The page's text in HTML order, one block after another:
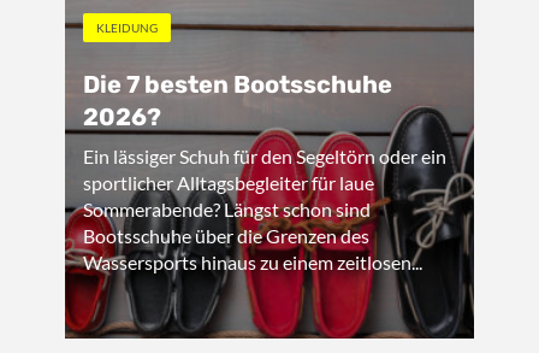
KLEIDUNG
Die 7 besten Bootsschuhe
2026?
Ein lässiger Schuh für den Segeltörn oder ein
sportlicher Alltagsbegleiter für laue
Sommerabende? Längst schon sind
Bootsschuhe über die Grenzen des
Wassersports hinaus zu einem zeitlosen...